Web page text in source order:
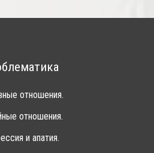
отношения.
отношения.
и апатия.